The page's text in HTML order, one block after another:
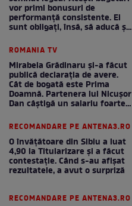
vor primi bonusuri de
performanță consistente. Ei
sunt obligați, însă, să aducă și
ROMANIA TV
Mirabela Grădinaru și-a făcut
publică declarația de avere.
Cât de bogată este Prima
Doamnă. Partenera lui Nicușor
Dan câștigă un salariu foarte
RECOMANDARE PE ANTENA3.RO
O învățătoare din Sibiu a luat
4,90 la Titularizare și a făcut
contestație. Când s-au afișat
rezultatele, a avut o surpriză
RECOMANDARE PE ANTENA3.RO